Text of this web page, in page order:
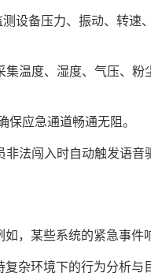
设备压力、振动、转
温度、湿度、气压、
应急通道畅通无阻。
法闯入时自动触发语
，某些系统的紧急事件
杂环境下的行为分析与